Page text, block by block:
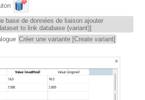
base de données de liaison ajouter
to link database (variant)]
Créer une variante [Create variant]